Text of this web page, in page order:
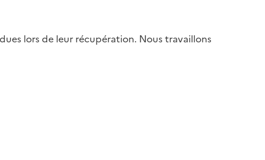
lors de leur récupération. Nous travaillons